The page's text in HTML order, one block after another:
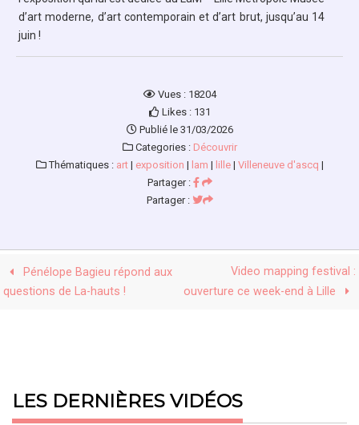
d’art moderne, d’art contemporain et d’art brut, jusqu’au 14
juin !
Vues : 18204
Likes : 131
Publié le 31/03/2026
Categories : Découvrir
Thématiques : art| exposition | lam | lille| Villeneuve d'ascq |
Partager :
Partager :
Pénélope Bagieu répond aux
questions de La-hauts !
Video mapping festival :
ouverture ce week-end à Lille
LES DERNIÈRES VIDÉOS